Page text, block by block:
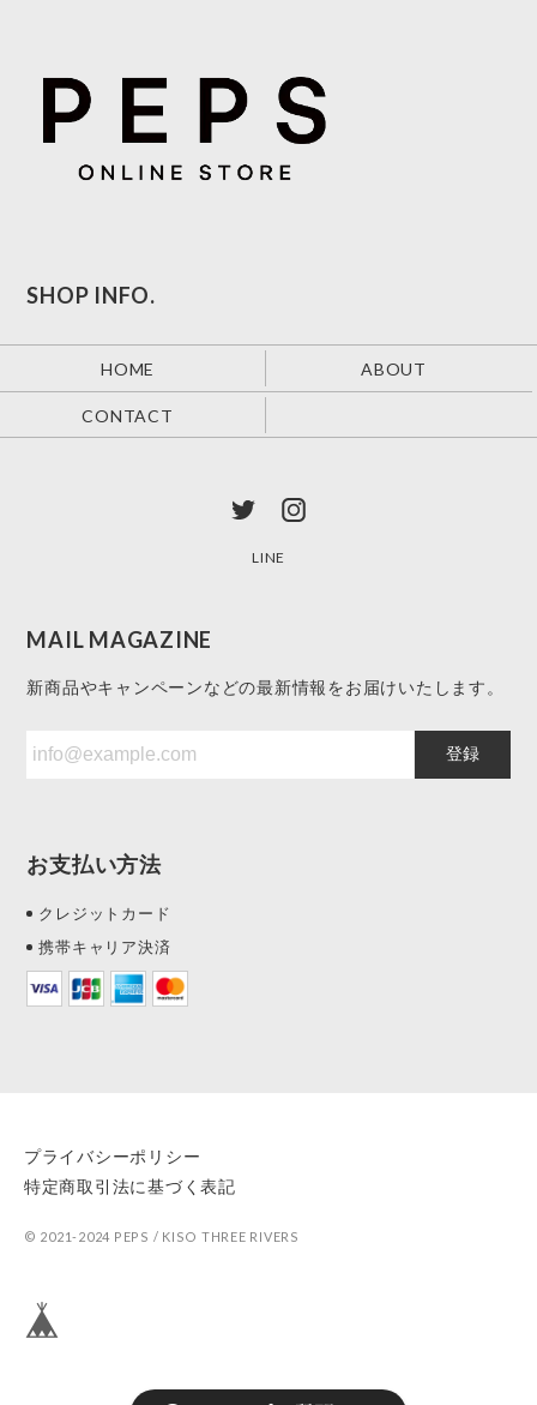
SHOP INFO.
HOME ABOUT
CONTACT
LINE
MAIL MAGAZINE
新商品やキャンペーンなどの最新情報をお届けいたします。
登録
お支払い方法
クレジットカード
携帯キャリア決済
プライバシーポリシー
特定商取引法に基づく表記
© 2021-2024 PEPS / KISO THREE RIVERS